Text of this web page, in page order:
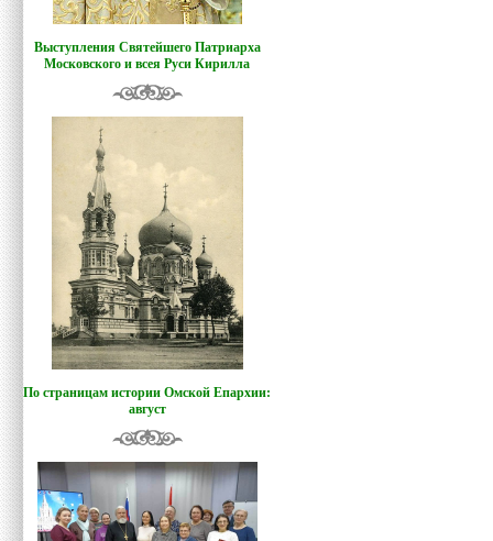
Выступления Святейшего Патриарха
Московского и всея Руси Кирилла
По страницам истории Омской Епархии:
август